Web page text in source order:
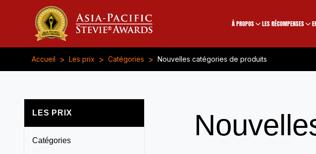
À PROPOS LES RÉCOMPENSES
Accueil > Les prix > Catégories > Nouvelles catégories de produits
LES PRIX
Catégories